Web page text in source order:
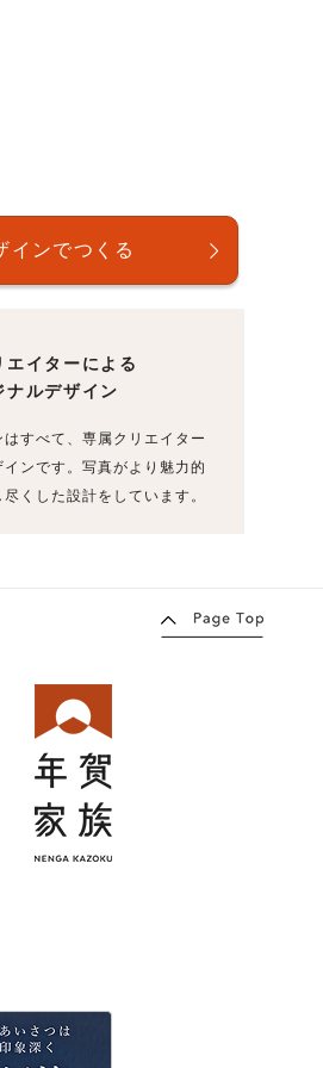
エイターによる
ナルデザイン
すべて、専属クリエイター
ンです。写真がより魅力的
くした設計をしています。